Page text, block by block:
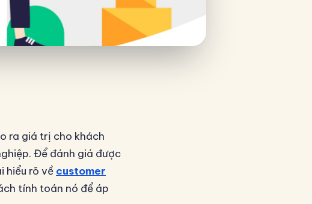
ra giá trị cho khách
Để đánh giá được
hiểu rõ về customer
tính toán nó để áp